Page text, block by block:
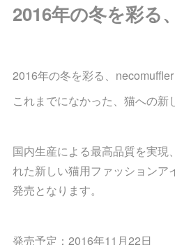
2016年の冬を彩る
2016年の冬を彩る、necomuffler
これまでになかった、猫への新
国内生産による最高品質を実現
れた新しい猫用ファッションア
発売となります。
発売予定：2016年11月22日